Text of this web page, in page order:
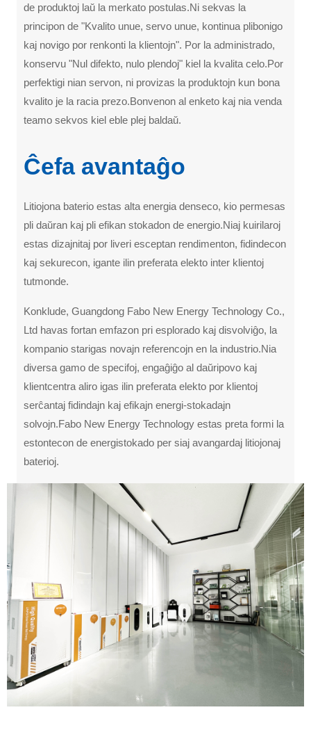
de produktoj laŭ la merkato postulas.Ni sekvas la
principon de "Kvalito unue, servo unue, kontinua plibonigo
kaj novigo por renkonti la klientojn". Por la administrado,
konservu "Nul difekto, nulo plendoj" kiel la kvalita celo.Por
perfektigi nian servon, ni provizas la produktojn kun bona
kvalito je la racia prezo.Bonvenon al enketo kaj nia venda
teamo sekvos kiel eble plej baldaŭ.
Ĉefa avantaĝo
Litiojona baterio estas alta energia denseco, kio permesas
pli daŭran kaj pli efikan stokadon de energio.Niaj kuirilaroj
estas dizajnitaj por liveri esceptan rendimenton, fidindecon
kaj sekurecon, igante ilin preferata elekto inter klientoj
tutmonde.
Konklude, Guangdong Fabo New Energy Technology Co.,
Ltd havas fortan emfazon pri esplorado kaj disvolviĝo, la
kompanio starigas novajn referencojn en la industrio.Nia
diversa gamo de specifoj, engaĝiĝo al daŭripovo kaj
klientcentra aliro igas ilin preferata elekto por klientoj
serĉantaj fidindajn kaj efikajn energi-stokadajn
solvojn.Fabo New Energy Technology estas preta formi la
estontecon de energistokado per siaj avangardaj litiojonaj
baterioj.